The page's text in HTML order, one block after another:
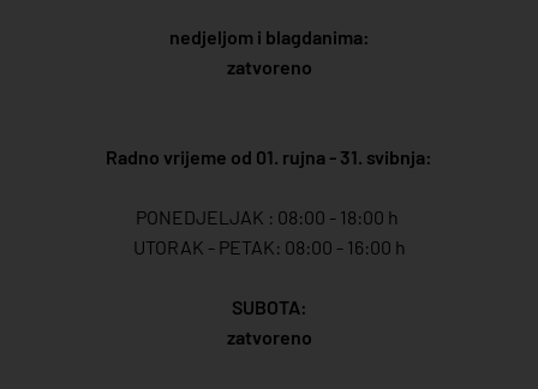
nedjeljom i blagdanima:
zatvoreno
Radno vrijeme od 01. rujna - 31. svibnja:
PONEDJELJAK : 08:00 - 18:00 h
UTORAK - PETAK: 08:00 - 16:00 h
SUBOTA:
zatvoreno